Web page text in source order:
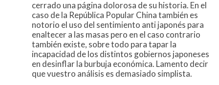
cerrado una página dolorosa de su historia. En el
caso de la República Popular China también es
notorio el uso del sentimiento anti japonés para
enaltecer a las masas pero en el caso contrario
también existe, sobre todo para tapar la
incapacidad de los distintos gobiernos japoneses
en desinflar la burbuja económica. Lamento decir
que vuestro análisis es demasiado simplista.